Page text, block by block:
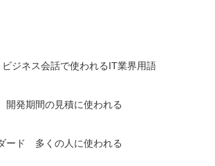
ジネス会話で使われるIT業界用語
発期間の見積に使われる
ード 多くの人に使われる